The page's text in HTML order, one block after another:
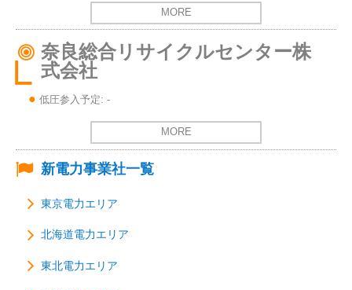
MORE
奈良総合リサイクルセンター株
式会社
低圧参入予定: -
MORE
新電力事業社一覧
東京電力エリア
北海道電力エリア
東北電力エリア